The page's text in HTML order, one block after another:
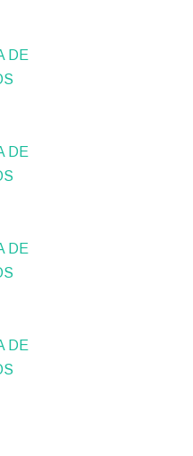
DE
DE
DE
DE